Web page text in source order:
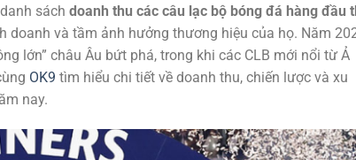
sách doanh thu các câu lạc bộ bóng đá hàng đầu
doanh và tầm ảnh hưởng thương hiệu của họ. Năm
lớn” châu Âu bứt phá, trong khi các CLB mới nổi từ Ả
OK9 tìm hiểu chi tiết về doanh thu, chiến lược và xu
nay.